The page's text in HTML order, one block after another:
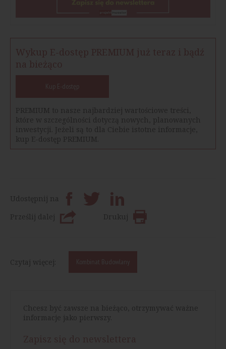
Wykup E-dostęp PREMIUM już teraz i bądź
na bieżąco
Kup E-dostęp
PREMIUM to nasze najbardziej wartościowe treści,
które w szczególności dotyczą nowych, planowanych
inwestycji. Jeżeli są to dla Ciebie istotne informacje,
kup E-dostęp PREMIUM.
Udostępnij na
Prześlij dalej
Drukuj
Czytaj więcej: Kombinat Budowlany
Chcesz być zawsze na bieżąco, otrzymywać ważne
informacje jako pierwszy.